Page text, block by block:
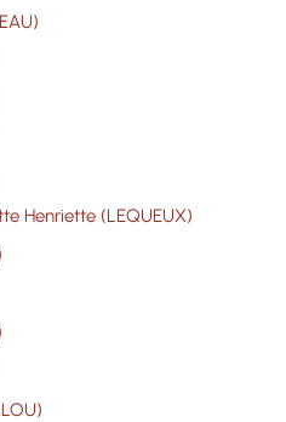
Henriette (LEQUEUX)